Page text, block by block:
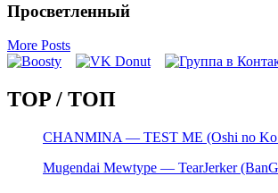
Просветленный
More Posts
TOP / ТОП
CHANMINA — TEST ME (Oshi no Ko
Mugendai Mewtype — TearJerker